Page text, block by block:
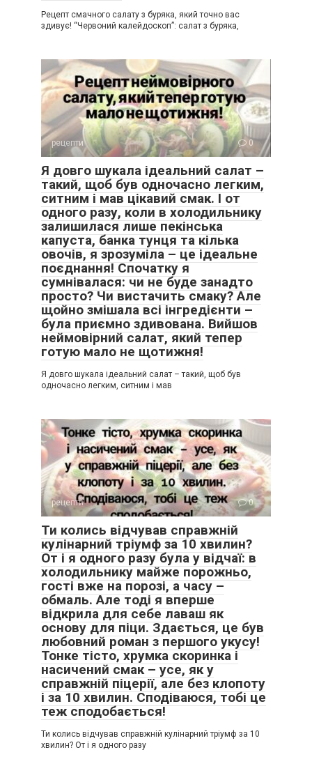
Рецепт смачного салату з буряка, який точно вас
здивує! “Червоний калейдоскоп”: салат з буряка,
рецепти 0
Я довго шукала ідеальний салат –
такий, щоб був одночасно легким,
ситним і мав цікавий смак. І от
одного разу, коли в холодильнику
залишилася лише пекінська
капуста, банка тунця та кілька
овочів, я зрозуміла – це ідеальне
поєднання! Спочатку я
сумнівалася: чи не буде занадто
просто? Чи вистачить смаку? Але
щойно змішала всі інгредієнти –
була приємно здивована. Вийшов
неймовірний салат, який тепер
готую мало не щотижня!
Я довго шукала ідеальний салат – такий, щоб був
одночасно легким, ситним і мав
рецепти 0
Ти колись відчував справжній
кулінарний тріумф за 10 хвилин?
От і я одного разу була у відчаї: в
холодильнику майже порожньо,
гості вже на порозі, а часу –
обмаль. Але тоді я вперше
відкрила для себе лаваш як
основу для піци. Здається, це був
любовний роман з першого укусу!
Тонке тісто, хрумка скоринка і
насичений смак – усе, як у
справжній піцерії, але без клопоту
і за 10 хвилин. Сподіваюся, тобі це
теж сподобається!
Ти колись відчував справжній кулінарний тріумф за 10
хвилин? От і я одного разу